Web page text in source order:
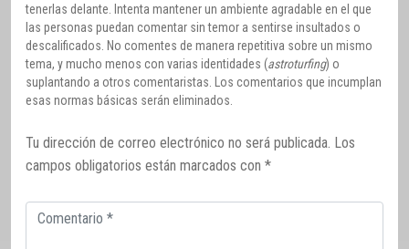
tenerlas delante. Intenta mantener un ambiente agradable en el que
las personas puedan comentar sin temor a sentirse insultados o
descalificados. No comentes de manera repetitiva sobre un mismo
tema, y mucho menos con varias identidades (astroturfing) o
suplantando a otros comentaristas. Los comentarios que incumplan
esas normas básicas serán eliminados.
Tu dirección de correo electrónico no será publicada. Los
campos obligatorios están marcados con *
Comentario